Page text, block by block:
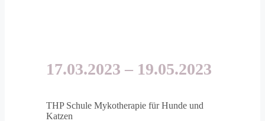
17.03.2023 – 19.05.2023
THP Schule Mykotherapie für Hunde und
Katzen